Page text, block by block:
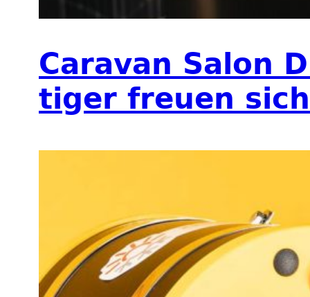
Caravan Salon
tiger freuen